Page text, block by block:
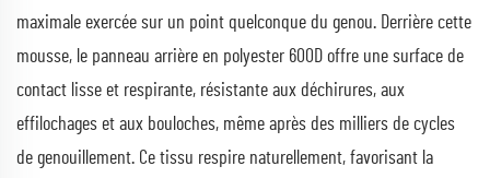
maximale exercée sur un point quelconque du genou. Derrière cette
mousse, le panneau arrière en polyester 600D offre une surface de
contact lisse et respirante, résistante aux déchirures, aux
effilochages et aux bouloches, même après des milliers de cycles
de genouillement. Ce tissu respire naturellement, favorisant la